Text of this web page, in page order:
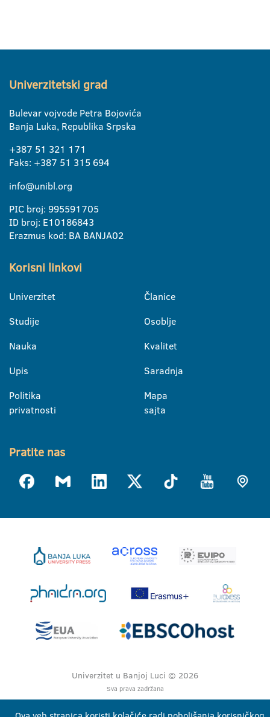
Univerzitetski grad
Bulevar vojvode Petra Bojovića
Banja Luka, Republika Srpska
+387 51 321 171
Faks: +387 51 315 694
info@unibl.org
PIC broj: 995591705
ID broj: E10186843
Erazmus kod: BA BANJA02
Korisni linkovi
Univerzitet
Studije
Nauka
Upis
Politika
privatnosti
Članice
Osoblje
Kvalitet
Saradnja
Mapa
sajta
Pratite nas
Univerzitet u Banjoj Luci © 2026
Sva prava zadržana